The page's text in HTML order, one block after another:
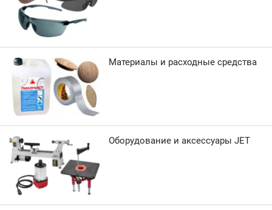
Материалы и расходные средства
Оборудование и аксессуары JET